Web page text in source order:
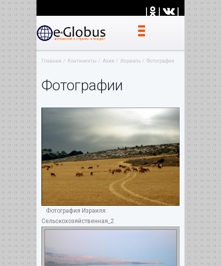
| | |
Главная Континенты Азия Израиль Фотографии
Фотографии
Фотография Израиля.
Cельскохозяйственная_2